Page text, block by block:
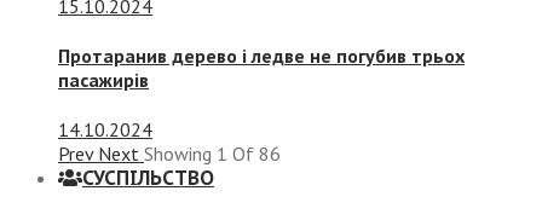
15.10.2024
Протаранив дерево і ледве не погубив трьох
пасажирів
14.10.2024
Prev Next Showing 1 Of 86
СУСПIЛЬСТВО